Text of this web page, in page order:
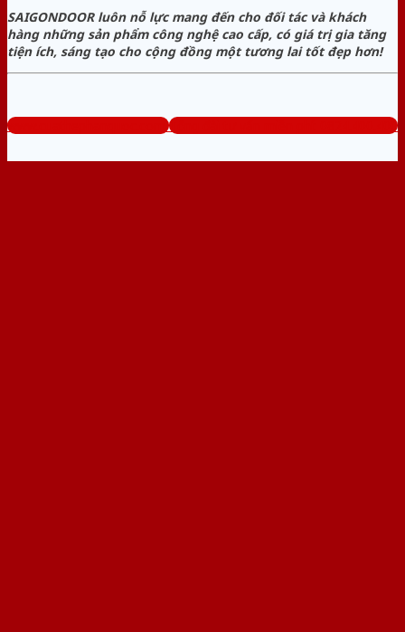
SAIGONDOOR luôn nỗ lực mang đến cho đối tác và khách
hàng những sản phẩm công nghệ cao cấp, có giá trị gia tăng
tiện ích, sáng tạo cho cộng đồng một tương lai tốt đẹp hơn!
www.cuathephanquoc.com Tổng đài tư vấn miễn phí: 0824.400.400